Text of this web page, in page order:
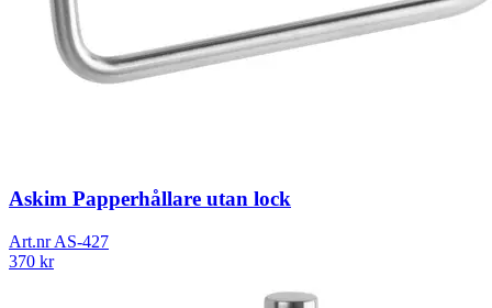
Askim Papperhållare utan lock
Art.nrAS-427
370 kr